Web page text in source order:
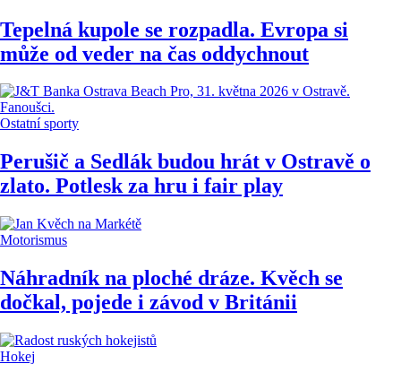
Tepelná kupole se rozpadla. Evropa si
může od veder na čas oddychnout
Ostatní sporty
Perušič a Sedlák budou hrát v Ostravě o
zlato. Potlesk za hru i fair play
Motorismus
Náhradník na ploché dráze. Kvěch se
dočkal, pojede i závod v Británii
Hokej